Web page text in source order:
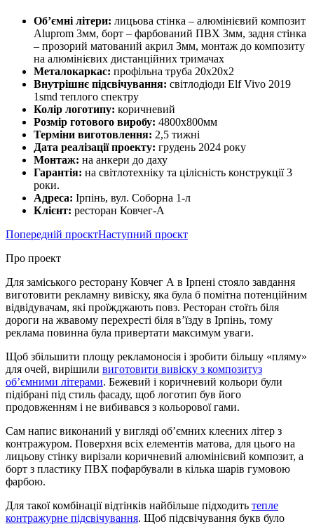
Об’ємні літери: лицьова стінка – алюмінієвий композит
Aluprom 3мм, борт – фарбований ПВХ 3мм, задня стінка
– прозорий матований акрил 3мм, монтаж до композиту
на алюмінієвих дистанційних тримачах
Металокаркас: профільна труба 20х20х2
Внутрішнє підсвічування: світлодіоди Elf Vivo 2019
1smd теплого спектру
Колір логотипу: коричневий
Розмір готового виробу: 4800х800мм
Терміни виготовлення: 2,5 тижні
Дата реалізації проекту: грудень 2024 року
Монтаж: на анкери до даху
Гарантія: на світлотехніку та цілісність конструкції 3
роки.
Адреса: Ірпінь, вул. Соборна 1-л
Клієнт: ресторан Ковчег-А
Попередній проєктНаступний проєкт
Про проект
Для заміського ресторану Ковчег А в Ірпені стояло завдання
виготовити рекламну вивіску, яка була б помітна потенційним
відвідувачам, які проїжджають повз. Ресторан стоїть біля
дороги на жвавому перехресті біля в’їзду в Ірпінь, тому
реклама повинна була привертати максимум уваги.
Щоб збільшити площу рекламоносія і зробити більшу «пляму»
для очей, вирішили виготовити вивіску з композитуз
об’ємними літерами. Бежевий і коричневий кольори були
підібрані під стиль фасаду, щоб логотип був його
продовженням і не вибивався з кольорової гами.
Сам напис виконаний у вигляді об’ємних клеєних літер з
контражуром. Поверхня всіх елементів матова, для цього на
лицьову стінку вирізали коричневий алюмінієвий композит, а
борт з пластику ПВХ пофарбували в кілька шарів гумовою
фарбою.
Для такої комбінації відтінків найбільше підходить тепле
контражурне підсвічування. Щоб підсвічування букв було